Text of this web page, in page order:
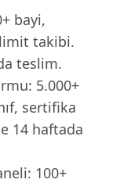
bayi,
takibi.
teslim.
5.000+
sertifika
14 haftada
100+